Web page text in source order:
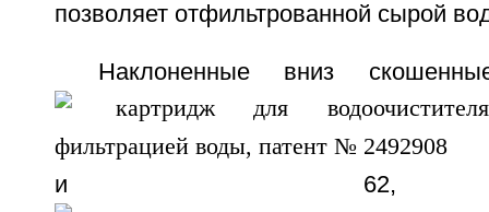
позволяет отфильтрованной сырой
Наклоненные вниз
и 62,